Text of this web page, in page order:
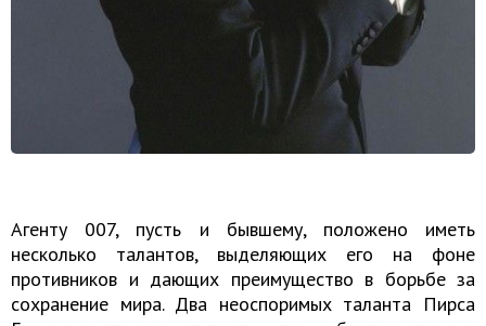
Агенту 007, пусть и бывшему, положено иметь
несколько талантов, выделяющих его на фоне
противников и дающих преимущество в борьбе за
сохранение мира. Два неоспоримых таланта Пирса